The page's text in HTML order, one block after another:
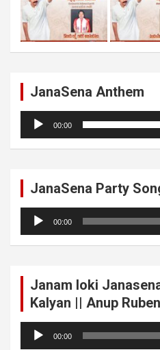
JanaSena Anthem
Audio
Player
00:00
JanaSena Party
Audio
Player
00:00
Janam loki
Kalyan || Anup
Audio
Player
00:00